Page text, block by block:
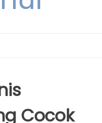
Cocok